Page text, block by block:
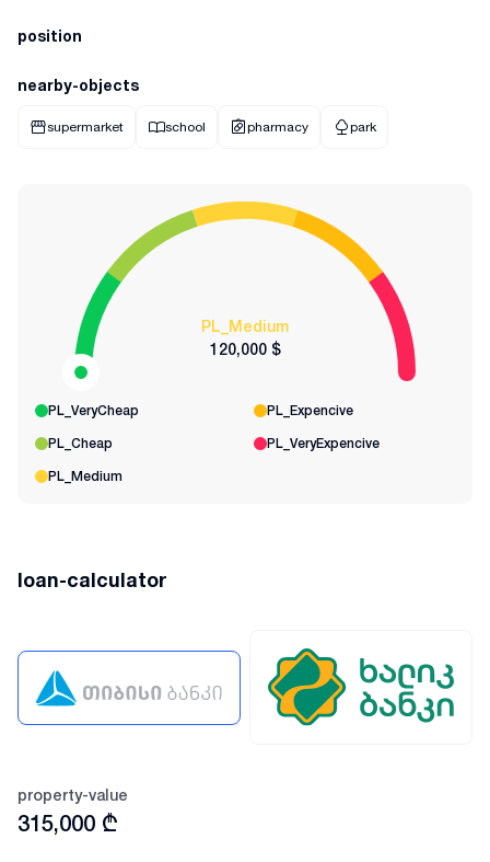
position
nearby-objects
supermarket school pharmacy park
PL_Medium
120,000 $
PL_VeryCheap PL_Expencive
PL_Cheap PL_VeryExpencive
PL_Medium
loan-calculator
property-value
315,000 ₾